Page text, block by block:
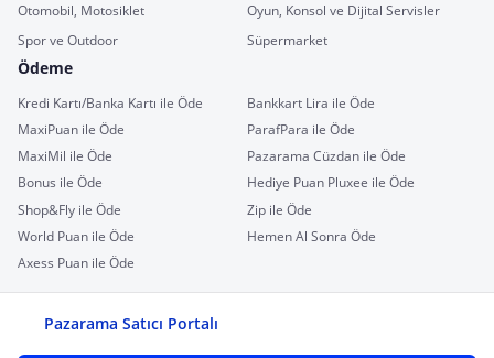
Otomobil, Motosiklet
Oyun, Konsol ve Dijital Servisler
Spor ve Outdoor
Süpermarket
Ödeme
Kredi Kartı/Banka Kartı ile Öde
Bankkart Lira ile Öde
MaxiPuan ile Öde
ParafPara ile Öde
MaxiMil ile Öde
Pazarama Cüzdan ile Öde
Bonus ile Öde
Hediye Puan Pluxee ile Öde
Shop&Fly ile Öde
Zip ile Öde
World Puan ile Öde
Hemen Al Sonra Öde
Axess Puan ile Öde
Pazarama Satıcı Portalı